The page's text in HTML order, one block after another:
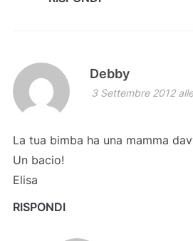
Debby
3 Settembre 2012
La tua bimba ha una mamma
Un bacio!
Elisa
RISPONDI